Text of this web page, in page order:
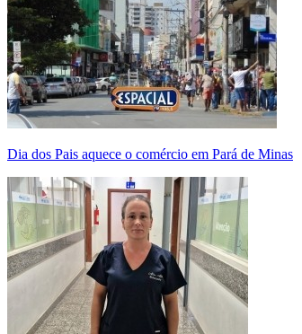
Dia dos Pais aquece o comércio em Pará de Minas